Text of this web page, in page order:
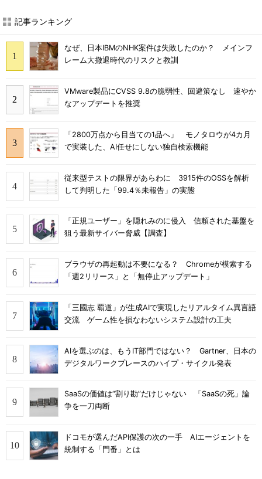
記事ランキング
なぜ、日本IBMのNHK案件は失敗したのか？ メインフ
レーム大撤退時代のリスクと教訓
VMware製品にCVSS 9.8の脆弱性、回避策なし 速やか
なアップデートを推奨
「2800万点から目当ての1品へ」 モノタロウが4カ月
で実装した、AI任せにしない独自検索機能
従来型テストの限界があらわに 3915件のOSSを解析
して判明した「99.4％未報告」の実態
「正規ユーザー」を隠れみのに侵入 信頼された基盤を
狙う最新サイバー脅威【調査】
ブラウザの再起動は不要になる？ Chromeが模索する
「週2リリース」と「無停止アップデート」
「三國志 覇道」が生成AIで実現したリアルタイム異言語
交流 ゲーム性を損なわないシステム設計の工夫
AIを選ぶのは、もうIT部門ではない？ Gartner、日本の
デジタルワークプレースのハイプ・サイクル発表
SaaSの価値は“割り勘”だけじゃない 「SaaSの死」論
争を一刀両断
ドコモが選んだAPI保護の次の一手 AIエージェントを
統制する「門番」とは